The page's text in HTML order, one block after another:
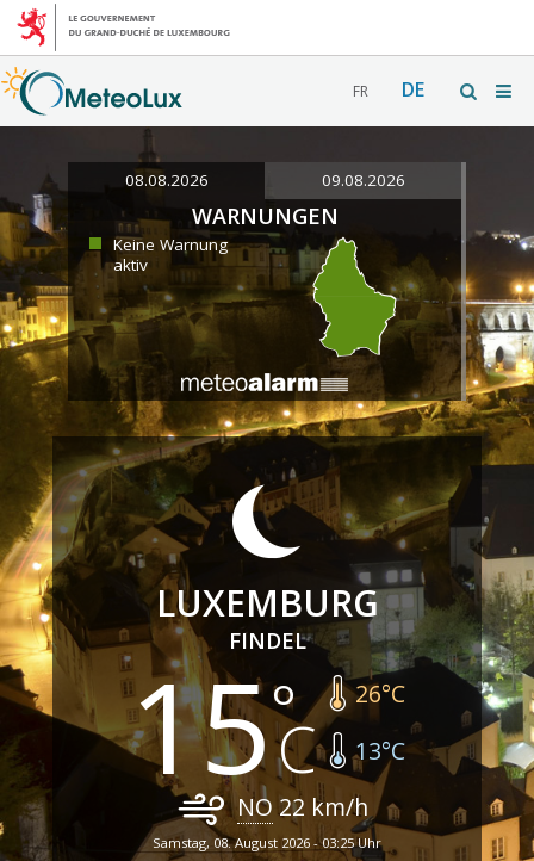
FR DE
08.08.2026 09.08.2026
WARNUNGEN
Keine Warnung
aktiv
LUXEMBURG
FINDEL
15 26°C
13°C
NO 22 km/h
Samstag, 08. August 2026 - 03:25 Uhr